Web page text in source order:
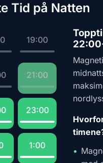
Tid på Natten
19:00
21:00
23:00
1:00